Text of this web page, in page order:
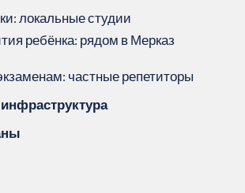
локальные студии
ребёнка: рядом в Мерказ
частные репетиторы